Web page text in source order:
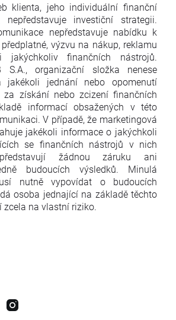
klienta, jeho individuální finanční
investiční strategii.
nepředstavuje nabídku k
výzvu na nákup, reklamu
jakýchkoliv finančních nástrojů.
S.A., organizační složka nenese
jakékoli jednání nebo opomenutí
za získání nebo zcizení finančních
informací obsažených v této
V případě, že marketingová
jakékoli informace o jakýchkoli
se finančních nástrojů v nich
žádnou záruku ani
budoucích výsledků. Minulá
nutně vypovídat o budoucích
osoba jednající na základě těchto
na vlastní riziko.